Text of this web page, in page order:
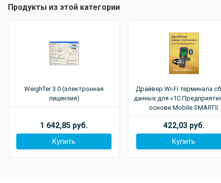
Продукты из этой категории
WeighTer 3.0 (электронная
лицензия)
1 642,85 руб.
Купить
Драйвер Wi-Fi терминала
данных для
основе Mobile SMARTS
422,03 руб.
Купить